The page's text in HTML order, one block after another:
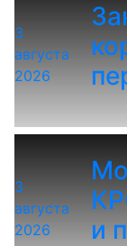
3
августа
2026
3
августа
2026
и